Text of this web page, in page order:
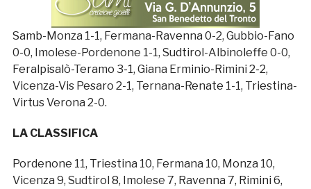
Samb-Monza 1-1, Fermana-Ravenna 0-2, Gubbio-Fano
0-0, Imolese-Pordenone 1-1, Sudtirol-Albinoleffe 0-0,
Feralpisalò-Teramo 3-1, Giana Erminio-Rimini 2-2,
Vicenza-Vis Pesaro 2-1, Ternana-Renate 1-1, Triestina-
Virtus Verona 2-0.
LA CLASSIFICA
Pordenone 11, Triestina 10, Fermana 10, Monza 10,
Vicenza 9, Sudtirol 8, Imolese 7, Ravenna 7, Rimini 6,